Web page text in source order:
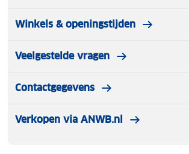
Winkels & openingstijden
Veelgestelde vragen
Contactgegevens
Verkopen via ANWB.nl